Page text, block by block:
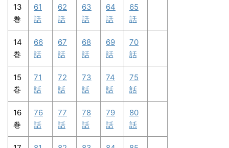
13
巻
61
話
62
話
63
話
64
話
65
話
14
巻
66
話
67
話
68
話
69
話
70
話
15
巻
71
話
72
話
73
話
74
話
75
話
16
巻
76
話
77
話
78
話
79
話
80
話